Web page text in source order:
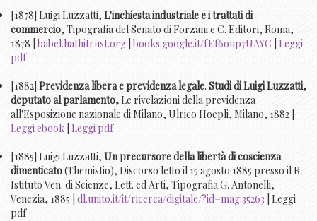
[1878] Luigi Luzzatti, L'inchiesta industriale e i trattati di
commercio, Tipografia del Senato di Forzani e C. Editori, Roma,
1878 | babel.hathitrust.org books.google.it/fEf6oup7UAYC Leggi
pdf
[1882] Previdenza libera e previdenza legale. Studi di Luigi Luzzatti,
deputato al parlamento,Le rivelazioni della previdenza
all'Esposizione nazionale di Milano, Ulrico Hoepli, Milano, 1882 |
Leggi ebook Leggi pdf
[1885] Luigi Luzzatti, Un precursore della libertà di coscienza
dimenticato(Themistio), Discorso letto il 15 agosto 1885 presso il R.
Istituto Ven. di Scienze, Lett. ed Arti, Tipografia G. Antonelli,
Venezia, 1885 | dl.unito.it/it/ricerca/digitale/?id=mag:35263 | Leggi
pdf